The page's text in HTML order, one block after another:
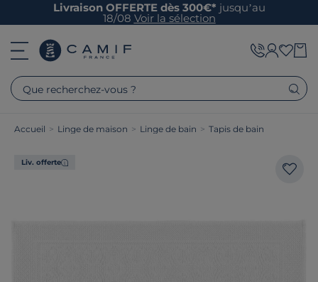
Livraison OFFERTE dès 300€* jusqu’au
18/08 Voir la sélection
Que recherchez-vous ?
Accueil > Linge de maison > Linge de bain > Tapis de bain
Liv. offerte